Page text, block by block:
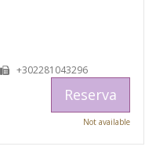
+302281043296
Reserva
Not available